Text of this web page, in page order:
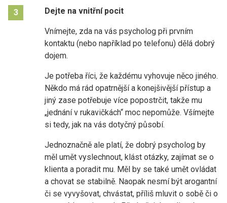
3 Dejte na vnitřní pocit
Vnímejte, zda na vás psycholog při prvním
kontaktu (nebo například po telefonu) dělá dobrý
dojem.
Je potřeba říci, že každému vyhovuje něco jiného.
Někdo má rád opatrnější a konejšivější přístup a
jiný zase potřebuje více popostrčit, takže mu
„jednání v rukavičkách“ moc nepomůže. Všímejte
si tedy, jak na vás dotyčný působí.
Jednoznačně ale platí, že dobrý psycholog by
měl umět vyslechnout, klást otázky, zajímat se o
klienta a poradit mu. Měl by se také umět ovládat
a chovat se stabilně. Naopak nesmí být arogantní
či se vyvyšovat, chvástat, příliš mluvit o sobě či o